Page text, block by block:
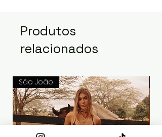
Produtos
relacionados
São João